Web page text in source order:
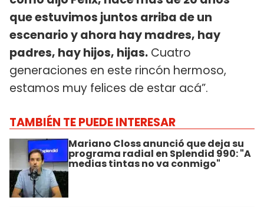
que estuvimos juntos arriba de un
escenario y ahora hay madres, hay
padres, hay hijos, hijas. Cuatro
generaciones en este rincón hermoso,
estamos muy felices de estar acá”.
TAMBIÉN TE PUEDE INTERESAR
Mariano Closs anunció que deja su
programa radial en Splendid 990: "A
medias tintas no va conmigo"